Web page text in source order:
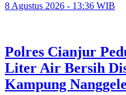
8 Agustus 2026 - 13:36 WIB
Polres Cianjur
Liter Air Bersih
Kampung